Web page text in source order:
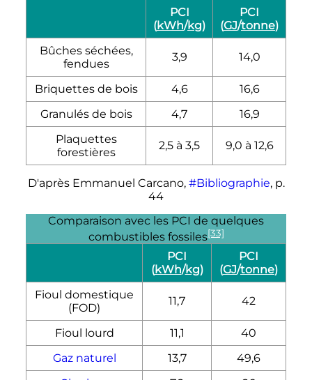
PCI
(kWh/kg)
PCI
(GJ/tonne)
Bûches séchées,
fendues
3,9 14,0
Briquettes de bois 4,6
16,6
Granulés de bois
4,7
16,9
Plaquettes
forestières
2,5 à 3,5 9,0 à 12,6
D'après Emmanuel Carcano, #Bibliographie, p.
44
Comparaison avec les PCI de quelques
combustibles fossiles[33]
PCI
(kWh/kg)
PCI
(GJ/tonne)
Fioul domestique
(FOD)
11,7 42
Fioul lourd 11,1
40
Gaz naturel
13,7
49,6